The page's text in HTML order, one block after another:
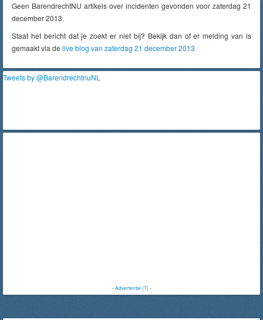
Geen BarendrechtNU artikels over incidenten gevonden voor zaterdag 21
december 2013.
Staat het bericht dat je zoekt er niet bij? Bekijk dan of er melding van is
gemaakt via de live blog van zaterdag 21 december 2013
Tweets by @BarendrechtnuNL
-Advertentie (?)-